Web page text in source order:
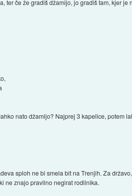
ter če že gradiš džamijo, jo gradiš tam, kjer
nato džamijo? Najprej 3 kapelice, potem
sploh ne bi smela bit na Trenjih. Za
ne znajo pravilno negirat rodilnika.